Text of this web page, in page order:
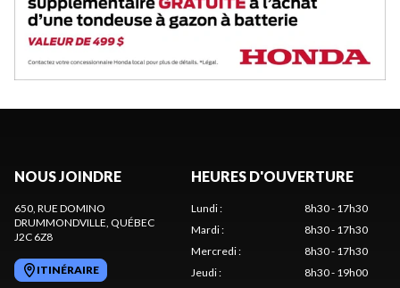
NOUS JOINDRE
650, RUE DOMINO
DRUMMONDVILLE , QUÉBEC
J2C 6Z8
ITINÉRAIRE
HEURES D'OUVERTURE
Lundi:
8h30 - 17h30
Mardi:
8h30 - 17h30
Mercredi:
8h30 - 17h30
Jeudi:
8h30 - 19h00